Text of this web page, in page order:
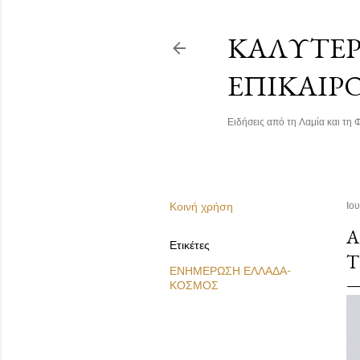
Ειδήσεις από τη Λαμία και τη
Κοινή χρήση
Ετικέτες
ΕΝΗΜΕΡΩΣΗ ΕΛΛΑΔΑ-
ΚΟΣΜΟΣ